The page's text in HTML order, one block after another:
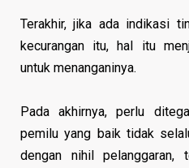
Terakhir, jika ada indikasi
kecurangan itu, hal itu
untuk menanganinya.
Pada akhirnya, perlu
pemilu yang baik tidak
dengan nihil